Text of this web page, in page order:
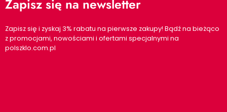
Zapisz się na newsletter
Zapisz się i zyskaj 3% rabatu na pierwsze zakupy! Bądź na bieżąco
z promocjami, nowościami i ofertami specjalnymi na
polszklo.com.pl